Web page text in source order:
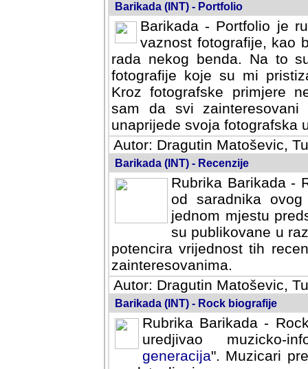
Barikada (INT) - Portfolio
Barikada - Portfolio je
vaznost fotografije, kao
rada nekog benda. Na to
fotografije koje su mi
fotografske primjere
svi zainteresovani
svoja fotografska umijeca.
Autor: Dragutin Matoševic,
Barikada (INT) - Recenzije
Rubrika Barikada -
od saradnika
jednom mjestu
su publikovane u
potencira vrijednost tih
zainteresovanima.
Autor: Dragutin Matoševic,
Barikada (INT) - Rock biografije
Rubrika Barikada -
uredjivao muzicko-
Muzicari predstavljeni u